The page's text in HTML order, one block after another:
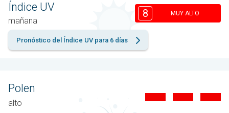
Índice UV
mañana
8 MUY ALTO
Pronóstico del Índice UV para 6 días
Polen
alto